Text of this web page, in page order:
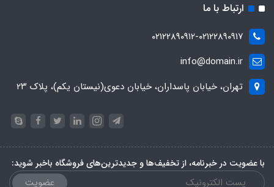
ارتباط با ما
۰۲۱۲۲۸۹۰۹۱۲-۰۲۱۲۲۸۹۰۹۱۷
info@domain.ir
تهران، خیابان پاسداران، خیابان دعوی(نیستان یکم)، پلاک ۲۳
با عضویت در خبرنامه، از تخفیف‌ها و جدیدترین‌های فروشگاه باخبر شوید:
عضویت